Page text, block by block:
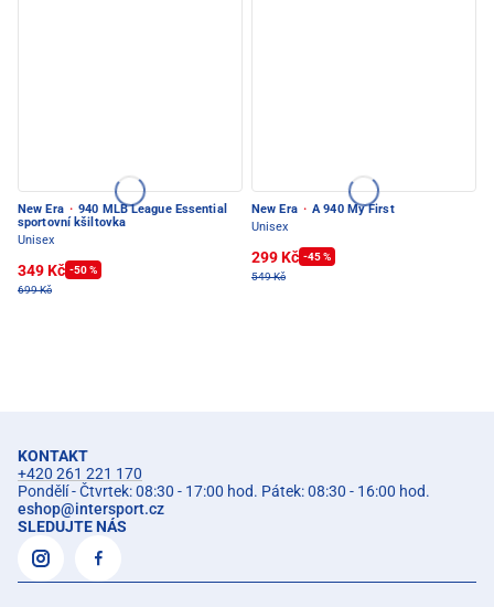
New Era · 940 MLB League Essential
sportovní kšiltovka
Unisex
349 Kč -50 %
699 Kč
New Era · A 940 My First
Unisex
299 Kč -45 %
549 Kč
KONTAKT
+420 261 221 170
Pondělí - Čtvrtek: 08:30 - 17:00 hod. Pátek: 08:30 - 16:00 hod.
eshop@intersport.cz
SLEDUJTE NÁS